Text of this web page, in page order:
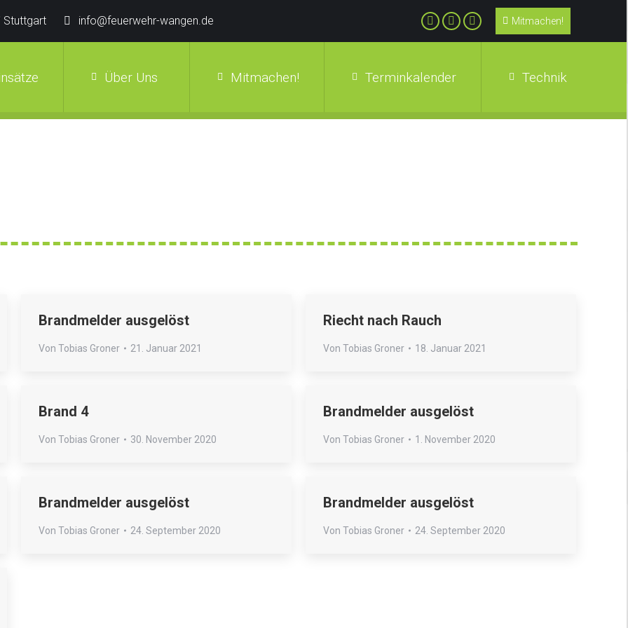
Stuttgart info@feuerwehr-wangen.de Mitmachen!
Über Uns Mitmachen! Terminkalender Technik
Brandmelder ausgelöst
Von Tobias Groner 21. Januar 2021
Riecht nach Rauch
Von Tobias Groner 18. Januar 2021
Brand 4
Von Tobias Groner 30. November 2020
Brandmelder ausgelöst
Von Tobias Groner 1. November 2020
Brandmelder ausgelöst
Von Tobias Groner 24. September 2020
Brandmelder ausgelöst
Von Tobias Groner 24. September 2020